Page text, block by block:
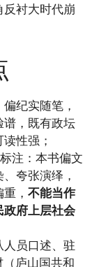
衬大时代崩
纪实随笔，
谱，既有政坛
性强；
注：本书偏文
夸张演绎，
， 不能当作
政府上层社会
人员口述、驻
庐山国共和